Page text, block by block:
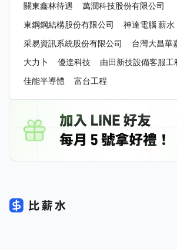
關東鑫林待遇
萬潤科技股份有限公司
東鋼鋼結構股份有限公司
神達電腦 薪水
采易資訊系統股份有限公司
台灣大昌華
大力卜
優達科技
由田新技設備客服工
佳能半導體
富台工程